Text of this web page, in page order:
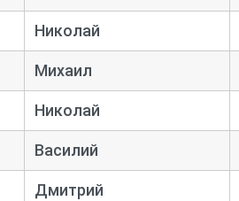
Николай
Михаил
Николай
Василий
Дмитрий